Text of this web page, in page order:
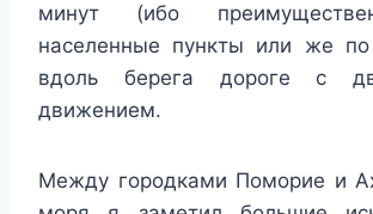
минут (ибо
населенные пункты или же
вдоль берега дороге с
движением.
Между городками Поморие и